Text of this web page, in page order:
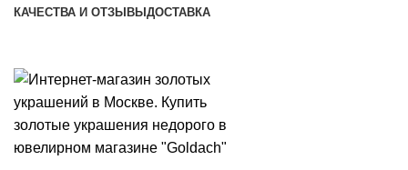
КАЧЕСТВА И ОТЗЫВЫ ДОСТАВКА